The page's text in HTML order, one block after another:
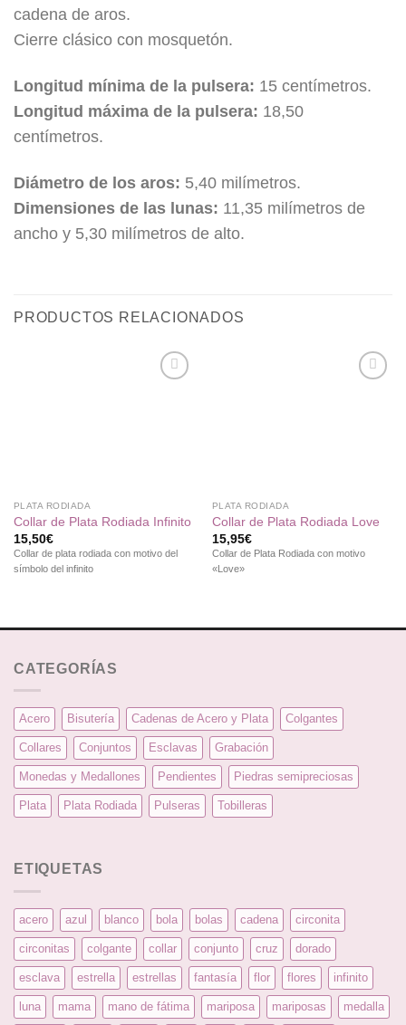
cadena de aros.
Cierre clásico con mosquetón.
Longitud mínima de la pulsera: 15 centímetros.
Longitud máxima de la pulsera: 18,50
centímetros.
Diámetro de los aros: 5,40 milímetros.
Dimensiones de las lunas: 11,35 milímetros de
ancho y 5,30 milímetros de alto.
PRODUCTOS RELACIONADOS
PLATA RODIADA
Collar de Plata Rodiada Infinito
15,50€
Collar de plata rodiada con motivo del
símbolo del infinito
PLATA RODIADA
Collar de Plata Rodiada Love
15,95€
Collar de Plata Rodiada con motivo
«Love»
CATEGORÍAS
Acero Bisutería Cadenas de Acero y Plata Colgantes
Collares Conjuntos Esclavas Grabación
Monedas y Medallones Pendientes Piedras semipreciosas
Plata Plata Rodiada Pulseras Tobilleras
ETIQUETAS
acero azul blanco bola bolas cadena circonita
circonitas colgante collar conjunto cruz dorado
esclava estrella estrellas fantasía flor flores infinito
luna mama mano de fátima mariposa mariposas medalla